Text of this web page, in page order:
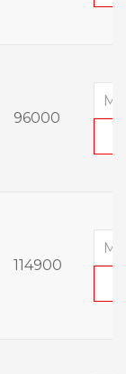
96000
114900